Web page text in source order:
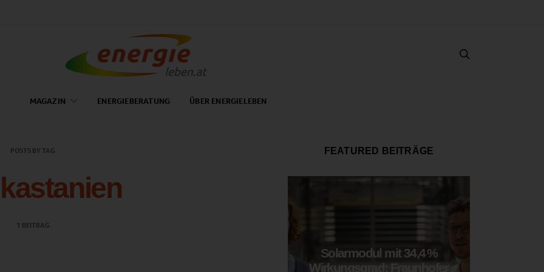
MAGAZIN ENERGIEBERATUNG ÜBER ENERGIELEBEN
POSTS BY TAG
1 BEITRAG
FEATURED BEITRÄGE
Solarmodul mit 34,4 %
Wirkungsgrad: Fraunhofer